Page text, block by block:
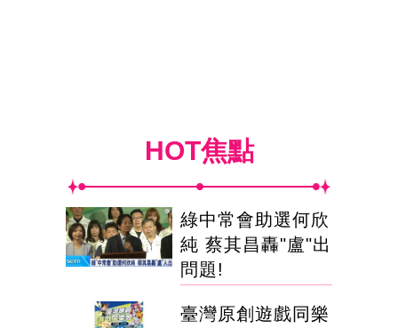
HOT焦點
綠中常會助選何欣
純 蔡其昌轟"盧"出
問題!
臺灣原創遊戲同樂